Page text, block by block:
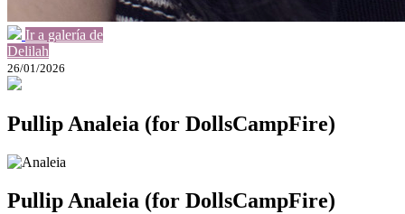
Ir a galería de
Delilah
26/01/2026
Pullip Analeia (for DollsCampFire)
Pullip Analeia (for DollsCampFire)